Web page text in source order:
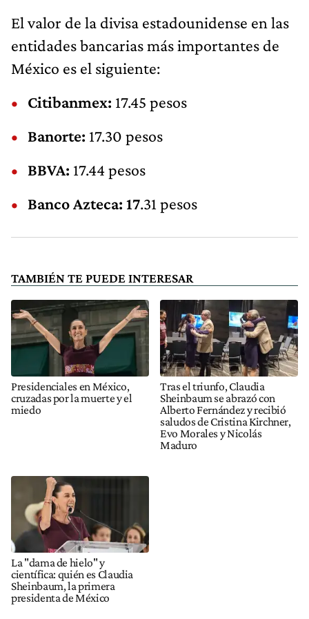
El valor de la divisa estadounidense en las
entidades bancarias más importantes de
México es el siguiente:
Citibanmex: 17.45 pesos
Banorte: 17.30 pesos
BBVA: 17.44 pesos
Banco Azteca: 17.31 pesos
TAMBIÉN TE PUEDE INTERESAR
Presidenciales en México,
cruzadas por la muerte y el
miedo
Tras el triunfo, Claudia
Sheinbaum se abrazó con
Alberto Fernández y recibió
saludos de Cristina Kirchner,
Evo Morales y Nicolás
Maduro
La "dama de hielo" y
científica: quién es Claudia
Sheinbaum, la primera
presidenta de México